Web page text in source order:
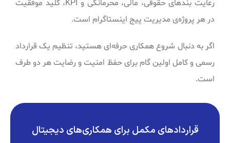
رعایت بندهای حقوقی، مالی، محرمانگی و KPI، کلید موفقیت
در هر پروژه‌ی مدیریت پیج اینستاگرام است.
اگر به دنبال شروع همکاری حرفه‌ای هستید، تنظیم یک قرارداد
رسمی و کامل اولین گام برای حفظ امنیت و رضایت هر دو طرف
است.
قراردادهای مکمل برای همکاری‌های دیجیتال